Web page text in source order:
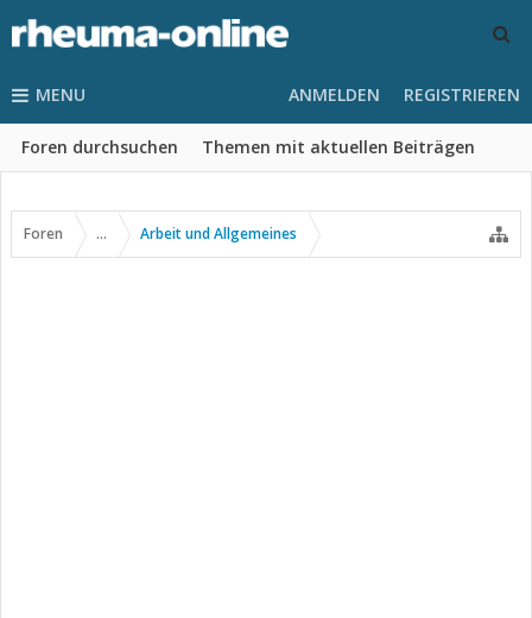
MENU
Foren durchsuchen Themen mit aktuellen Beiträgen
ANMELDEN REGISTRIEREN
Foren ... Arbeit und Allgemeines